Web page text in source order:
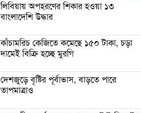
লিবিয়ায় অপহরণের শিকার হওয়া ১৩
বাংলাদেশি উদ্ধার
কাঁচামরিচ কেজিতে কমেছে ১৫০ টাকা, চড়া
দামেই বিক্রি হচ্ছে মুরগি
দেশজুড়ে বৃষ্টির পূর্বাভাস, বাড়তে পারে
তাপমাত্রাও